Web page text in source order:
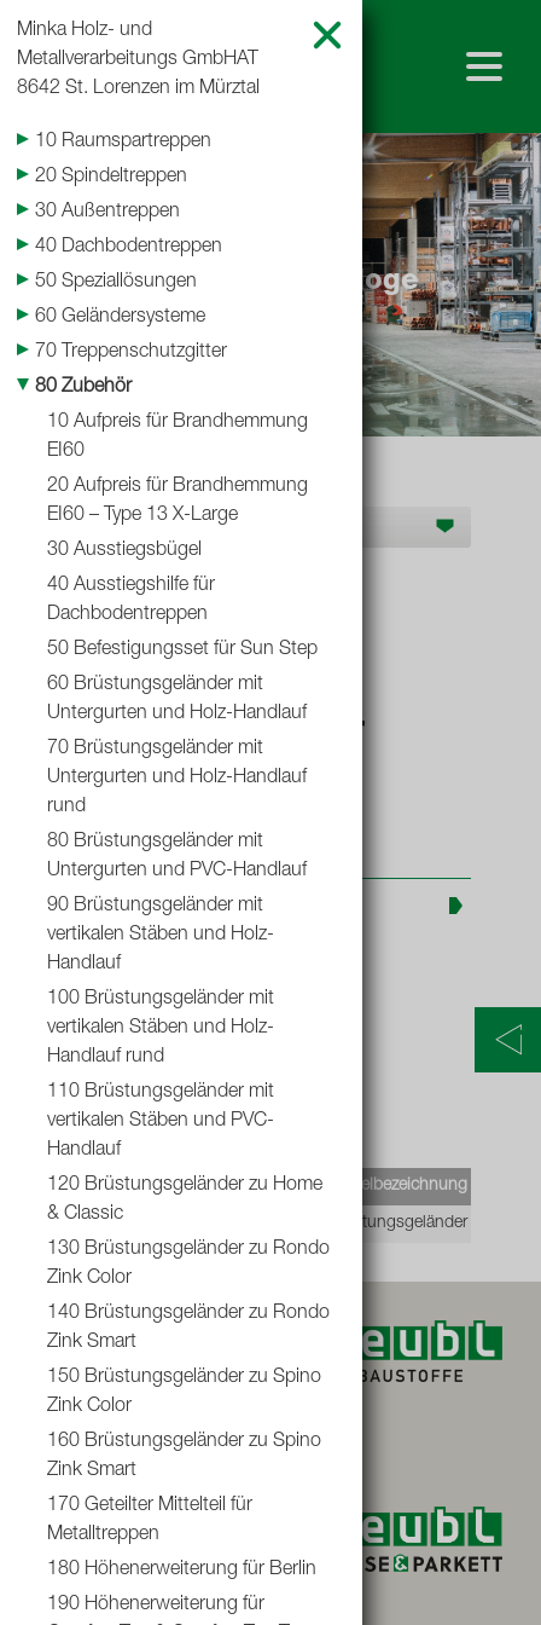
Home
Shop
Standorte
Baustoffkataloge
Team
Baustoffkatalog
Teubl Lieferantenkataloge
Hersteller K-N
Minka Holz- und
Metallverarbeitungs GmbHAT
8642 St. Lorenzen im Mürztal
10 Raumspartreppen
20 Spindeltreppen
30 Außentreppen
40 Dachbodentreppen
50 Speziallösungen
60 Geländersysteme
70 Treppenschutzgitter
80 Zubehör
10 Aufpreis für Brandhemmung
EI60
20 Aufpreis für Brandhemmung
EI60 – Type 13 X-Large
30 Ausstiegsbügel
40 Ausstiegshilfe für
Dachbodentreppen
50 Befestigungsset für Sun Step
60 Brüstungsgeländer mit
Untergurten und Holz-Handlauf
70 Brüstungsgeländer mit
Untergurten und Holz-Handlauf
rund
80 Brüstungsgeländer mit
Untergurten und PVC-Handlauf
90 Brüstungsgeländer mit
vertikalen Stäben und Holz-
Handlauf
100 Brüstungsgeländer mit
vertikalen Stäben und Holz-
Handlauf rund
110 Brüstungsgeländer mit
vertikalen Stäben und PVC-
Handlauf
120 Brüstungsgeländer zu Home
& Classic
130 Brüstungsgeländer zu Rondo
Zink Color
140 Brüstungsgeländer zu Rondo
Zink Smart
150 Brüstungsgeländer zu Spino
Zink Color
160 Brüstungsgeländer zu Spino
Zink Smart
170 Geteilter Mittelteil für
Metalltreppen
180 Höhenerweiterung für Berlin
190 Höhenerweiterung für
Sun Step -
Brüstungsgeländer
Produktinformationen
EAN-Code Lief.Art.Nr. Artikelbezeichnung
9004875298204 Brüstungsgeländer Sun